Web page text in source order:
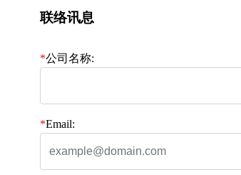
联络讯息
*公司名称:
*Email: